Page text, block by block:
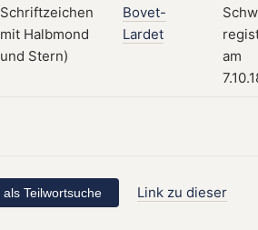
Bovet-
Lardet
am
Link zu dieser